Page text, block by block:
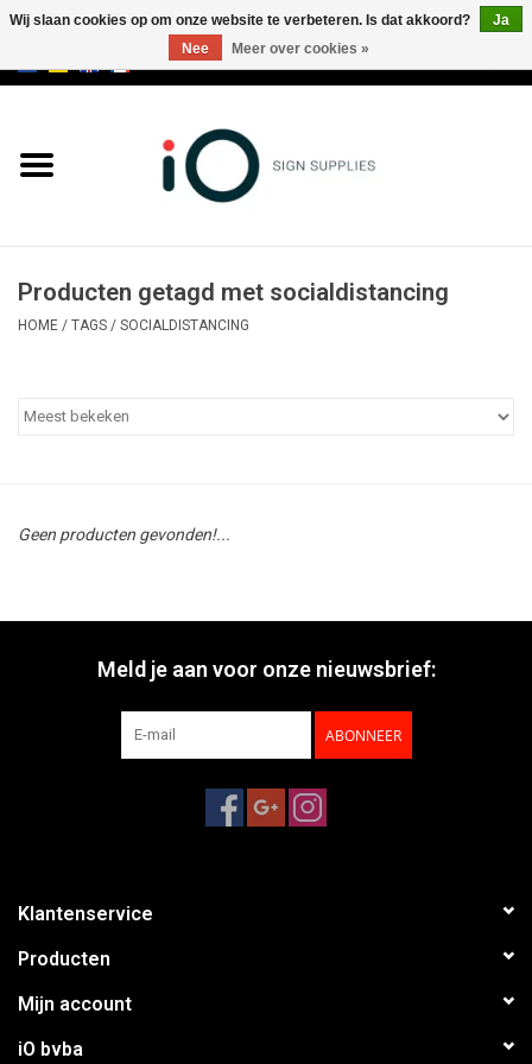
Merken
Producten getagd met socialdistancing
HOME / TAGS / SOCIALDISTANCING
Geen producten gevonden!...
Meld je aan voor onze nieuwsbrief:
ABONNEER
Klantenservice
Producten
Mijn account
iO bvba
Wij slaan cookies op om onze website te verbeteren. Is dat akkoord?
Ja
Nee
Meer over cookies »